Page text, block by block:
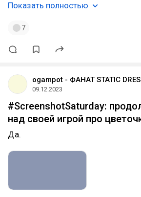
Показать полностью
7
ogampot - ФАНАТ STATIC
09.12.2023
#ScreenshotSaturday:
над своей игрой про
Да.